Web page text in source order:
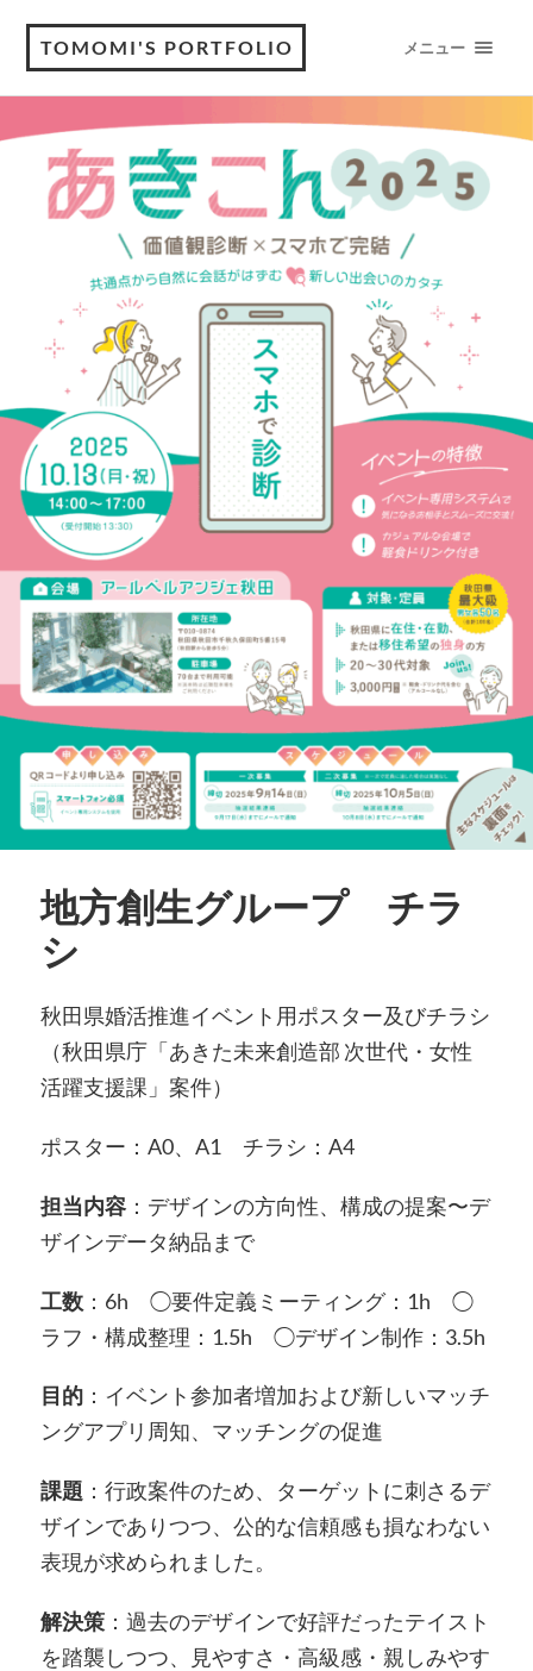
TOMOMI'S PORTFOLIO メニュー
地方創生グループ チラ
シ
秋田県婚活推進イベント用ポスター及びチラシ
（秋田県庁「あきた未来創造部 次世代・女性
活躍支援課」案件）
ポスター：A0、A1 チラシ：A4
担当内容：デザインの方向性、構成の提案〜デ
ザインデータ納品まで
工数：6h ◯要件定義ミーティング：1h ◯
ラフ・構成整理：1.5h ◯デザイン制作：3.5h
目的：イベント参加者増加および新しいマッチ
ングアプリ周知、マッチングの促進
課題 ：行政案件のため、ターゲットに刺さるデ
ザインでありつつ、公的な信頼感も損なわない
表現が求められました。
解決策：過去のデザインで好評だったテイスト
を踏襲しつつ、見やすさ・高級感・親しみやす